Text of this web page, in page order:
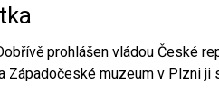
prohlášen vládou České
Západočeské muzeum v Plzni ji